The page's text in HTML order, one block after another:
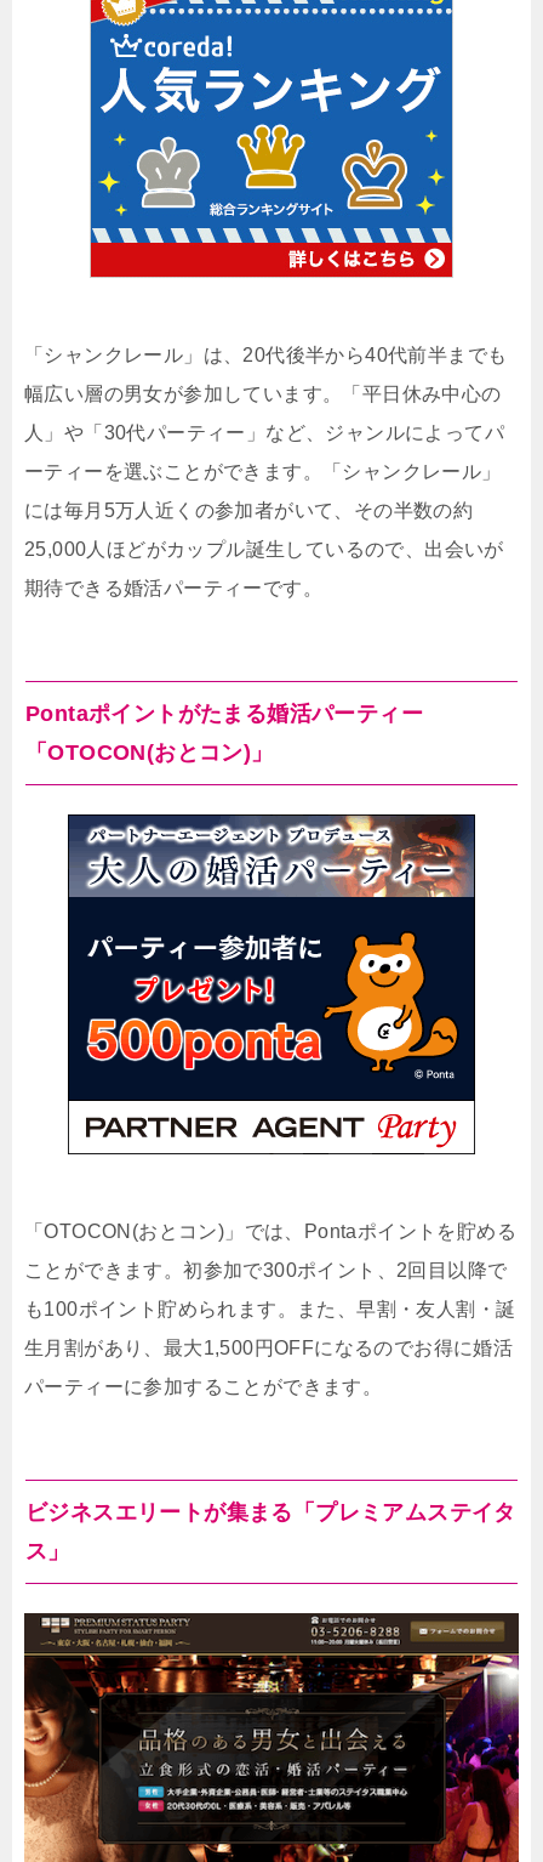
「シャンクレール」は、20代後半から40代前半までも
幅広い層の男女が参加しています。「平日休み中心の
人」や「30代パーティー」など、ジャンルによってパ
ーティーを選ぶことができます。「シャンクレール」
には毎月5万人近くの参加者がいて、その半数の約
25,000人ほどがカップル誕生しているので、出会いが
期待できる婚活パーティーです。
Pontaポイントがたまる婚活パーティー
「OTOCON(おとコン)」
「OTOCON(おとコン)」では、Pontaポイントを貯める
ことができます。初参加で300ポイント、2回目以降で
も100ポイント貯められます。また、早割・友人割・誕
生月割があり、最大1,500円OFFになるのでお得に婚活
パーティーに参加することができます。
ビジネスエリートが集まる「プレミアムステイタ
ス」